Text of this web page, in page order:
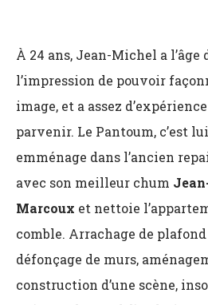
À 24 ans, Jean-Michel a
l’impression de pouvoir
image, et a assez
parvenir. Le Pantoum, c’est
emménage dans l’ancien
avec son meilleur chum
Marcoux et nettoie
comble. Arrachage de
défonçage de murs,
construction d’une scène,